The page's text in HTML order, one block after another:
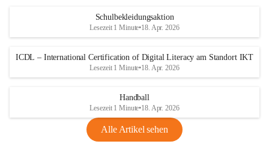
Schulbekleidungsaktion
Lesezeit 1 Minute•18. Apr. 2026
ICDL – International Certification of Digital Literacy am Standort IKT
Lesezeit 1 Minute•18. Apr. 2026
Handball
Lesezeit 1 Minute•18. Apr. 2026
Alle Artikel sehen